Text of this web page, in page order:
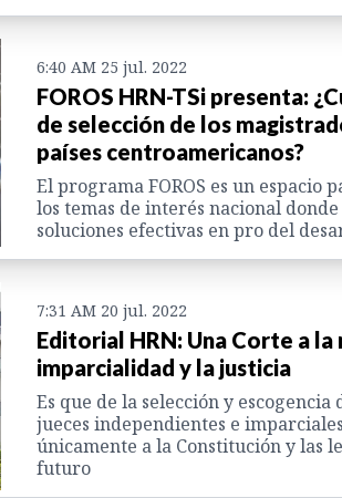
6:40 AM 25 jul. 2022
FOROS HRN-TSi presenta:
de selección de los
países centroamericanos?
El programa FOROS es un espacio
los temas de interés nacional
soluciones efectivas en pro del
7:31 AM 20 jul. 2022
Editorial HRN: Una Corte a la
imparcialidad y la justicia
Es que de la selección y escogencia
jueces independientes e
únicamente a la Constitución y las
futuro